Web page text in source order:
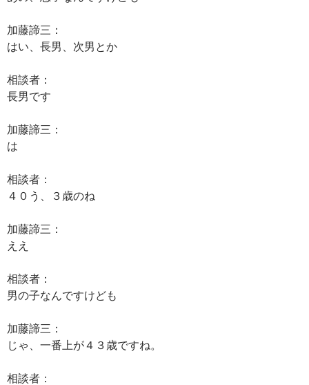
加藤諦三：
はい、長男、次男とか
相談者：
長男です
加藤諦三：
は
相談者：
４０う、３歳のね
加藤諦三：
ええ
相談者：
男の子なんですけども
加藤諦三：
じゃ、一番上が４３歳ですね。
相談者：